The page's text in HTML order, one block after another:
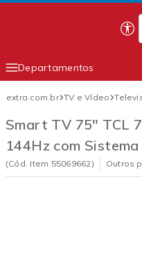
principal
Departamentos
Smartphones
TV e Vídeo Móveis
Eletroportáteis Informática
extra.com.br TV e Vídeo
Smart TV 75" TCL
144Hz com
(Cód. Item 55069662 ) Outros